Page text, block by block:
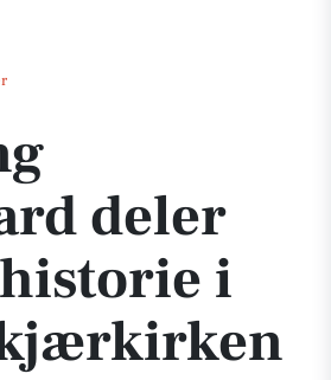
sin livshistorie i Brændkjærkirken
deler
i